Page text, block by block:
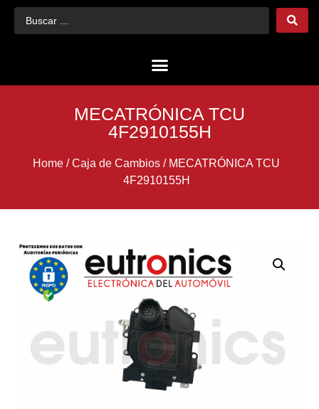
MECATRÓNICA TCU
4F2910155H
Home /Caja de Cambios / MECATRÓNICA TCU
4F2910155H